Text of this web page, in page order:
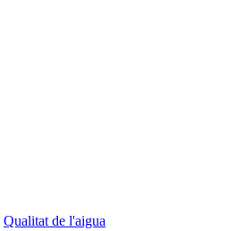
Qualitat de l'aigua